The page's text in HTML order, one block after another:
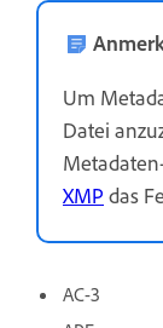
Um
Datei
XMP das
AC-3